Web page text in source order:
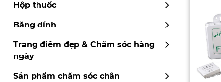
Hộp thuốc
Băng dính
Trang điểm đẹp & Chăm sóc hàng
ngày
Sản phẩm chăm sóc chân